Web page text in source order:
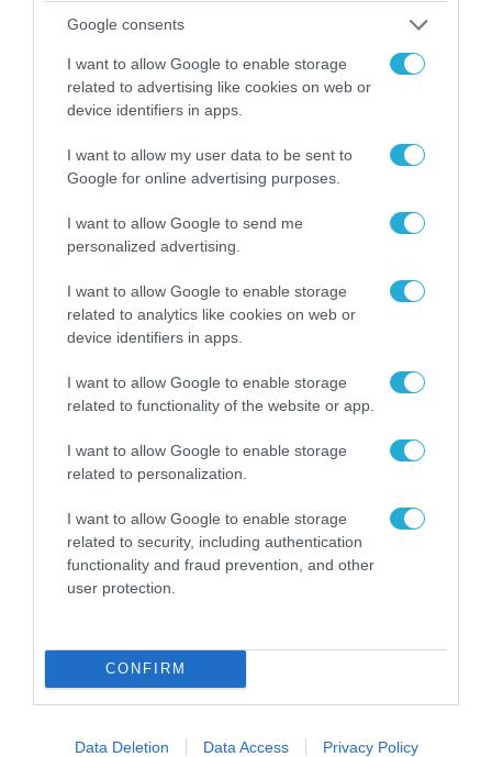
Google consents
I want to allow Google to enable storage
related to advertising like cookies on web or
device identifiers in apps.
I want to allow my user data to be sent to
Google for online advertising purposes.
I want to allow Google to send me
personalized advertising.
I want to allow Google to enable storage
related to analytics like cookies on web or
device identifiers in apps.
I want to allow Google to enable storage
related to functionality of the website or app.
I want to allow Google to enable storage
related to personalization.
I want to allow Google to enable storage
related to security, including authentication
functionality and fraud prevention, and other
user protection.
CONFIRM
Data Deletion Data Access Privacy Policy
08.08.2026 | 09:02
«Η απόλυτη τραγωδία»: Η «αιχμηρή» ανάρτηση
του Αρκά για τα τατουάζ (φωτο)
07.08.2026 | 20:02
Ο Γιάννης Αλαφούζος «τέλειωσε» τον
Κωνσταντίνο Ζούλα από τον ΣΚΑΪ – Ο λόγος της
απομάκρυνσής του